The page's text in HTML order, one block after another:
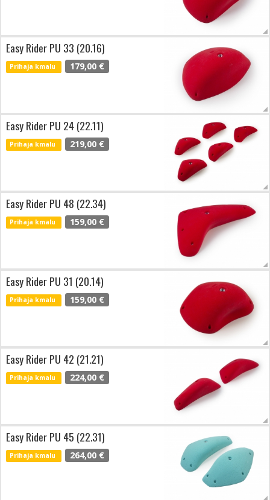
Easy Rider PU 33 (20.16)
Prihaja kmalu 179,00 €
Easy Rider PU 24 (22.11)
Prihaja kmalu 219,00 €
Easy Rider PU 48 (22.34)
Prihaja kmalu 159,00 €
Easy Rider PU 31 (20.14)
Prihaja kmalu 159,00 €
Easy Rider PU 42 (21.21)
Prihaja kmalu 224,00 €
Easy Rider PU 45 (22.31)
Prihaja kmalu 264,00 €